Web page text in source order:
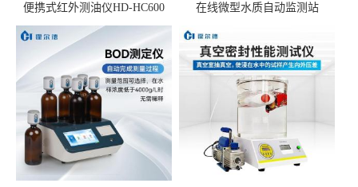
便携式红外测油仪HD-HC600 在线微型水质自动监测站